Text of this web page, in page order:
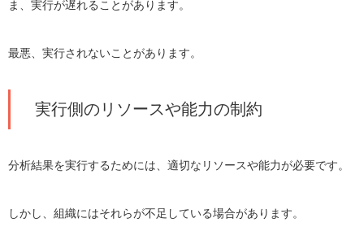
ま、実行が遅れることがあります。
最悪、実行されないことがあります。
実行側のリソースや能力の制約
分析結果を実行するためには、適切なリソースや能力が必要です。
しかし、組織にはそれらが不足している場合があります。